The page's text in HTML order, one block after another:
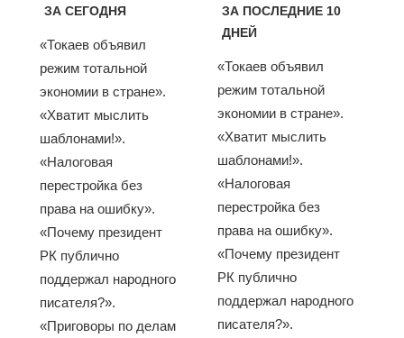
ЗА СЕГОДНЯ
«Токаев объявил
режим тотальной
экономии в стране».
«Хватит мыслить
шаблонами!».
«Налоговая
перестройка без
права на ошибку».
«Почему президент
РК публично
поддержал народного
писателя?».
«Приговоры по делам
ЗА ПОСЛЕДНИЕ 10
ДНЕЙ
«Токаев объявил
режим тотальной
экономии в стране».
«Хватит мыслить
шаблонами!».
«Налоговая
перестройка без
права на ошибку».
«Почему президент
РК публично
поддержал народного
писателя?».